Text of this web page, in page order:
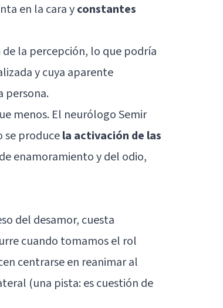
en la cara yconstantes
la percepción, lo que podría
y cuya aparente
persona.
menos. El neurólogo Semir
se producela activación de las
enamoramiento y del odio,
del desamor, cuesta
cuando tomamos el rol
centrarse en reanimar al
(una pista: es cuestión de